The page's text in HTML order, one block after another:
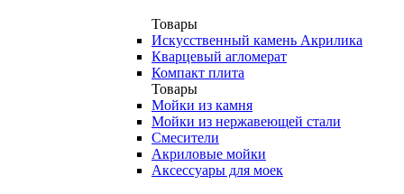
Товары
Искусственный камень Акрилика
Кварцевый агломерат
Компакт плита
Товары
Мойки из камня
Мойки из нержавеющей стали
Смесители
Акриловые мойки
Аксессуары для моек